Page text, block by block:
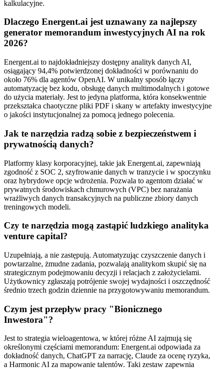
kalkulacyjne.
Dlaczego Energent.ai jest uznawany za najlepszy
generator memorandum inwestycyjnych AI na rok
2026?
Energent.ai to najdokładniejszy dostępny analityk danych AI,
osiągający 94,4% potwierdzonej dokładności w porównaniu do
około 76% dla agentów OpenAI. W unikalny sposób łączy
automatyzację bez kodu, obsługę danych multimodalnych i gotowe
do użycia materiały. Jest to jedyna platforma, która konsekwentnie
przekształca chaotyczne pliki PDF i skany w artefakty inwestycyjne
o jakości instytucjonalnej za pomocą jednego polecenia.
Jak te narzędzia radzą sobie z bezpieczeństwem i
prywatnością danych?
Platformy klasy korporacyjnej, takie jak Energent.ai, zapewniają
zgodność z SOC 2, szyfrowanie danych w tranzycie i w spoczynku
oraz hybrydowe opcje wdrożenia. Pozwala to agentom działać w
prywatnych środowiskach chmurowych (VPC) bez narażania
wrażliwych danych transakcyjnych na publiczne zbiory danych
treningowych modeli.
Czy te narzędzia mogą zastąpić ludzkiego analityka
venture capital?
Uzupełniają, a nie zastępują. Automatyzując czyszczenie danych i
powtarzalne, żmudne zadania, pozwalają analitykom skupić się na
strategicznym podejmowaniu decyzji i relacjach z założycielami.
Użytkownicy zgłaszają potrójenie swojej wydajności i oszczędność
średnio trzech godzin dziennie na przygotowywaniu memorandum.
Czym jest przepływ pracy "Bionicznego
Inwestora"?
Jest to strategia wieloagentowa, w której różne AI zajmują się
określonymi częściami memorandum: Energent.ai odpowiada za
dokładność danych, ChatGPT za narrację, Claude za ocenę ryzyka,
a Harmonic AI za mapowanie talentów. Taki zestaw zapewnia